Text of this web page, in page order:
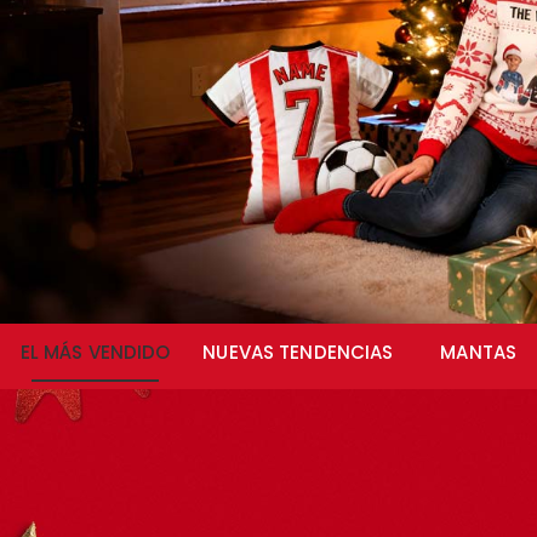
EL MÁS VENDIDO NUEVAS TENDENCIAS MANTAS